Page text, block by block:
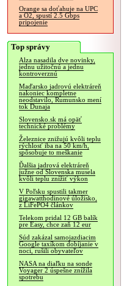
Orange sa doťahuje na UPC
a O2, spustí 2.5 Gbps
pripojenie
Top správy
Alza nasadila dve novinky,
jednu užitočnú a jednu
kontroverznú
Maďarsko jadrovú elektráreň
nakoniec kompletne
neodstavilo, Rumunsko mení
tok Dunaja
Slovensko.sk má opäť
technické problémy
Železnice znižujú kvôli teplu
rýchlosť iba na 50 km/h,
spôsobuje to meškanie
Ďalšia jadrová elektráreň
južne od Slovenska musela
kvôli teplu znížiť výkon
V Poľsku spustili takmer
gigawatthodinové úložisko,
z LiFePO4 článkov
Telekom pridal 12 GB balík
pre Easy, chce zaň 12 eur
Súd zakázal samojazdiacim
Google taxíkom dobíjanie v
noci, rušili obyvateľov
NASA na diaľku na sonde
Voyager 2 úspešne znížila
spotrebu